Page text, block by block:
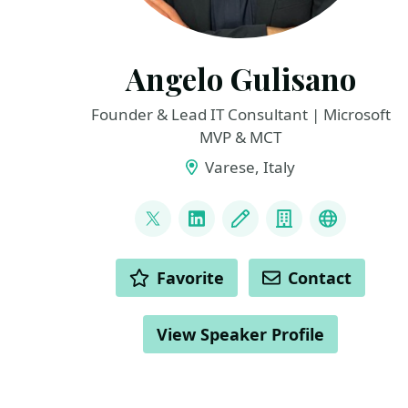
Angelo Gulisano
Founder & Lead IT Consultant | Microsoft
MVP & MCT
Varese, Italy
@angelog1908
LinkedInBlog CompanyBluesky
ACTIONS Favorite Contact
View Speaker Profile